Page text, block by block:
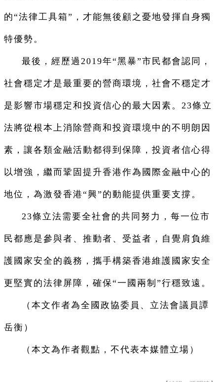
的“法律工具箱”，才能無後顧之憂地發揮自身獨
特優勢。
最後，經歷過2019年“黑暴”市民都會認同，
社會穩定才是最重要的營商環境，社會不穩定才
是影響市場穩定和投資信心的最大因素。23條立
法將從根本上消除營商和投資環境中的不明朗因
素，讓各類金融活動都得到保障，投資者信心得
以增強，繼而鞏固提升香港作為國際金融中心的
地位，為激發香港“興”的動能提供重要支撐。
23條立法需要全社會的共同努力，每一位市
民都應是參與者、推動者、受益者，自覺肩負維
護國家安全的義務，攜手構築香港維護國家安全
更堅實的法律屏障，確保“一國兩制”行穩致遠。
（本文作者為全國政協委員、立法會議員譚
岳衡）
（本文為作者觀點，不代表本媒體立場）